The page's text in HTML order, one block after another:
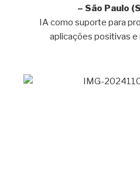
– São Paulo
IA como suporte para
aplicações positivas